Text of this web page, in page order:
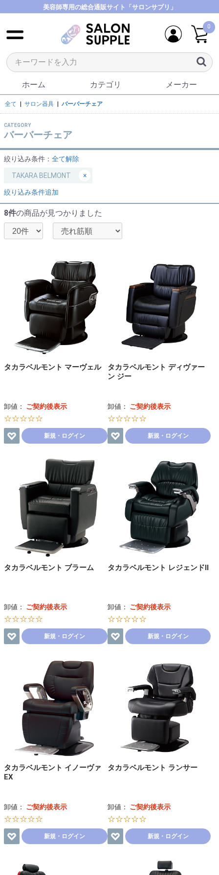
美容師専用の総合通販サイト「サロンサプリ」
0
ホーム カテゴリ メーカー
全て サロン器具 バーバーチェア
CATEGORY
バーバーチェア
絞り込み条件： 全て解除
TAKARA BELMONT ×
絞り込み条件追加
8件の商品が見つかりました
タカラベルモント マーヴェル
卸値： ご契約後表示
☆☆☆☆☆
新規・ログイン
タカラベルモント ディヴァー
ン ジー
卸値： ご契約後表示
☆☆☆☆☆
新規・ログイン
タカラベルモント ブラーム
卸値： ご契約後表示
☆☆☆☆☆
新規・ログイン
タカラベルモント レジェンドⅡ
卸値： ご契約後表示
☆☆☆☆☆
新規・ログイン
タカラベルモント イノーヴァ
EX
卸値： ご契約後表示
☆☆☆☆☆
新規・ログイン
タカラベルモント ランサー
卸値： ご契約後表示
☆☆☆☆☆
新規・ログイン